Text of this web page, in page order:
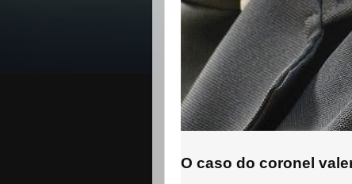
O caso do coronel